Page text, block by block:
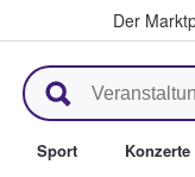
Der
StubHub - Wo
Sport Konzerte